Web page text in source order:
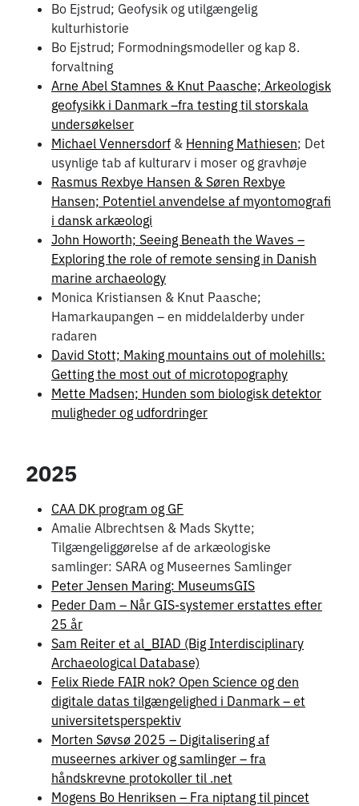
Bo Ejstrud; Geofysik og utilgængelig
kulturhistorie
Bo Ejstrud; Formodningsmodeller og kap 8.
forvaltning
Arne Abel Stamnes & Knut Paasche; Arkeologisk
geofysikk i Danmark –fra testing til storskala
undersøkelser
Michael Vennersdorf & Henning Mathiesen; Det
usynlige tab af kulturarv i moser og gravhøje
Rasmus Rexbye Hansen & Søren Rexbye
Hansen; Potentiel anvendelse af myontomografi
i dansk arkæologi
John Howorth; Seeing Beneath the Waves –
Exploring the role of remote sensing in Danish
marine archaeology
Monica Kristiansen & Knut Paasche;
Hamarkaupangen – en middelalderby under
radaren
David Stott; Making mountains out of molehills:
Getting the most out of microtopography
Mette Madsen; Hunden som biologisk detektor
muligheder og udfordringer
2025
CAA DK program og GF
Amalie Albrechtsen & Mads Skytte;
Tilgængeliggørelse af de arkæologiske
samlinger: SARA og Museernes Samlinger
Peter Jensen Maring: MuseumsGIS
Peder Dam – Når GIS-systemer erstattes efter
25 år
Sam Reiter et al_BIAD (Big Interdisciplinary
Archaeological Database)
Felix Riede FAIR nok? Open Science og den
digitale datas tilgængelighed i Danmark – et
universitetsperspektiv
Morten Søvsø 2025 – Digitalisering af
museernes arkiver og samlinger – fra
håndskrevne protokoller til .net
Mogens Bo Henriksen – Fra niptang til pincet